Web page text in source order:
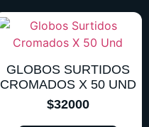
GLOBOS SURTIDOS
CROMADOS X 50 UND
$32000